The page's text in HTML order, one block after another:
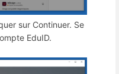
sur Continuer. Se
EduID.